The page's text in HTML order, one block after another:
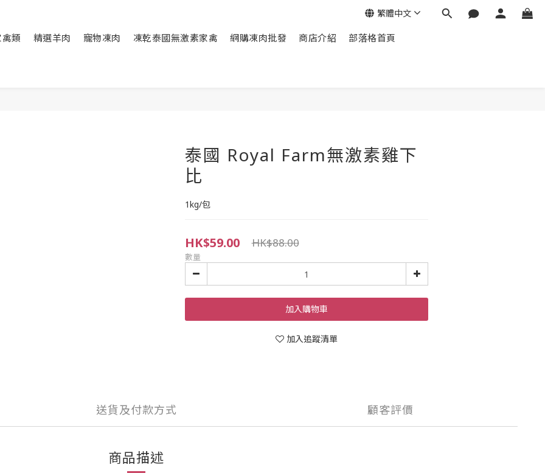
類 精選羊肉 寵物凍肉 凍乾泰國無激素家禽 網購凍肉批發 商店介紹 部落格首頁
繁體中文
泰國 Royal Farm無激素雞下
比
1kg/包
HK$59.00 HK$88.00
數量
加入購物車
加入追蹤清單
送貨及付款方式 顧客評價
商品描述